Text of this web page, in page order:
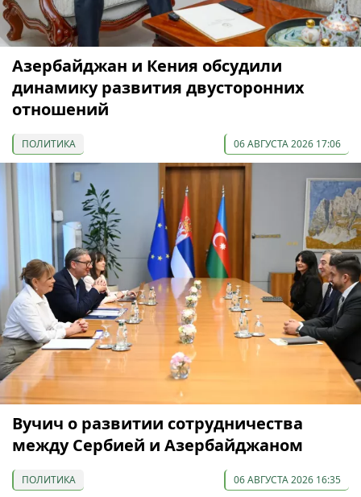
Азербайджан и Кения обсудили
динамику развития двусторонних
отношений
ПОЛИТИКА 06 АВГУСТА 2026 17:06
Вучич о развитии сотрудничества
между Сербией и Азербайджаном
ПОЛИТИКА 06 АВГУСТА 2026 16:35